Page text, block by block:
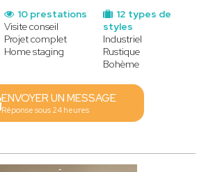
12 types de
styles
Industriel
Rustique
Bohème
10 prestations
Visite conseil
Projet complet
Home staging
ENVOYER UN MESSAGE
Réponse sous 24 heures